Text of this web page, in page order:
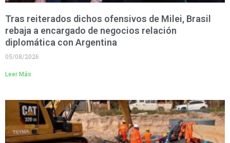
Tras reiterados dichos ofensivos de Milei, Brasil
rebaja a encargado de negocios relación
diplomática con Argentina
05/08/2026
Leer Más